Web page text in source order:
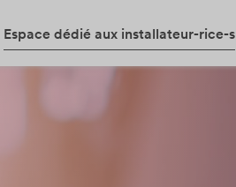
Espace dédié aux installateur-rice-s